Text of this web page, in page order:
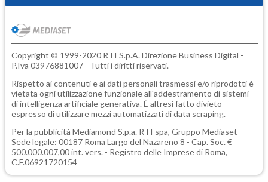
Copyright © 1999-2020 RTI S.p.A. Direzione Business Digital -
P.Iva 03976881007 - Tutti i diritti riservati.
Rispetto ai contenuti e ai dati personali trasmessi e/o riprodotti è
vietata ogni utilizzazione funzionale all'addestramento di sistemi
di intelligenza artificiale generativa. È altresì fatto divieto
espresso di utilizzare mezzi automatizzati di data scraping.
Per la pubblicità Mediamond S.p.a. RTI spa, Gruppo Mediaset -
Sede legale: 00187 Roma Largo del Nazareno 8 - Cap. Soc. €
500.000.007,00 int. vers. - Registro delle Imprese di Roma,
C.F.06921720154